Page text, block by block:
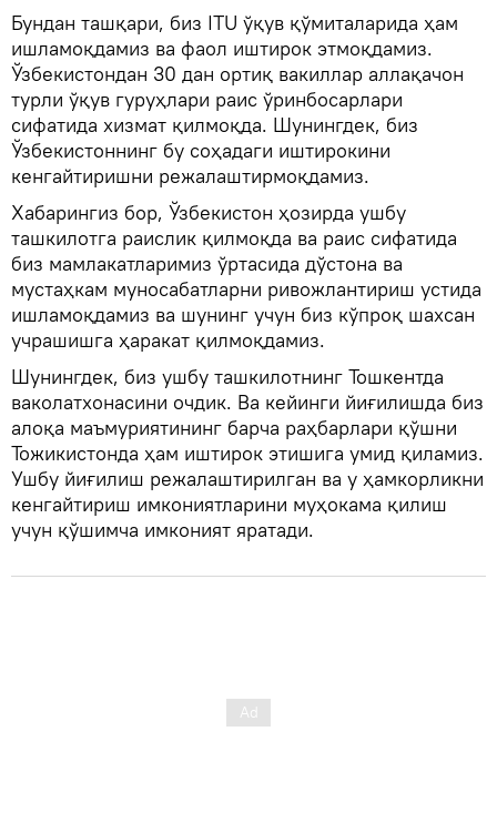
Бундан ташқари, биз ITU ўқув қўмиталарида ҳам
ишламоқдамиз ва фаол иштирок этмоқдамиз.
Ўзбекистондан 30 дан ортиқ вакиллар аллақачон
турли ўқув гуруҳлари раис ўринбосарлари
сифатида хизмат қилмоқда. Шунингдек, биз
Ўзбекистоннинг бу соҳадаги иштирокини
кенгайтиришни режалаштирмоқдамиз.
Хабарингиз бор, Ўзбекистон ҳозирда ушбу
ташкилотга раислик қилмоқда ва раис сифатида
биз мамлакатларимиз ўртасида дўстона ва
мустаҳкам муносабатларни ривожлантириш устида
ишламоқдамиз ва шунинг учун биз кўпроқ шахсан
учрашишга ҳаракат қилмоқдамиз.
Шунингдек, биз ушбу ташкилотнинг Тошкентда
ваколатхонасини очдик. Ва кейинги йиғилишда биз
алоқа маъмуриятининг барча раҳбарлари қўшни
Тожикистонда ҳам иштирок этишига умид қиламиз.
Ушбу йиғилиш режалаштирилган ва у ҳамкорликни
кенгайтириш имкониятларини муҳокама қилиш
учун қўшимча имконият яратади.